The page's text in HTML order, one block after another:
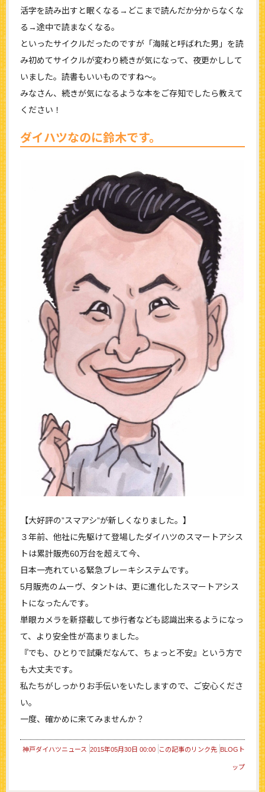
活字を読み出すと眠くなる→どこまで読んだか分からなくな
る→途中で読まなくなる。
といったサイクルだったのですが「海賊と呼ばれた男」を読
み初めてサイクルが変わり続きが気になって、夜更かしして
いました。読書もいいものですね～。
みなさん、続きが気になるような本をご存知でしたら教えて
ください！
ダイハツなのに鈴木です。
【大好評の”スマアシ”が新しくなりました。】
３年前、他社に先駆けて登場したダイハツのスマートアシス
トは累計販売60万台を超えて今、
日本一売れている緊急ブレーキシステムです。
5月販売のムーヴ、タントは、更に進化したスマートアシス
トになったんです。
単眼カメラを新搭載して歩行者なども認識出来るようになっ
て、より安全性が高まりました。
『でも、ひとりで試乗だなんて、ちょっと不安』という方で
も大丈夫です。
私たちがしっかりお手伝いをいたしますので、ご安心くださ
い。
一度、確かめに来てみませんか？
神戸ダイハツニュース 2015年05月30日 00:00 この記事のリンク先 BLOGト
ップ